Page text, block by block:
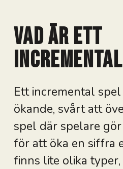
Vad är ett
Ett incremental
ökande, svårt att
spel där spelare
för att öka en siffra
finns lite olika